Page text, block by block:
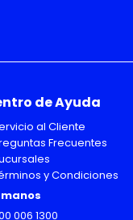
de Ayuda
al Cliente
Frecuentes
y Condiciones
006 1300